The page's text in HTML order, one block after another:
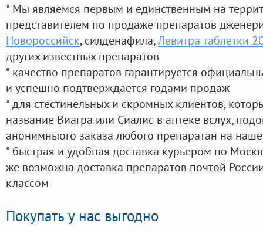
* Мы являемся первым и единственным на
представителем по продаже препаратов
Новороссийск, силденафила,Левитра таблетки
других известных препаратов
* качество препаратов гарантируется
и успешно подтверждается годами продаж
* для стестинельных и скромных клиентов,
название Виагра или Сиалис в аптеке вслух,
анонимныого заказа любого препаратан на
* быстрая и удобная доставка курьером по
же возможна доставка препаратов почтой
классом
Покупать у нас выгодно